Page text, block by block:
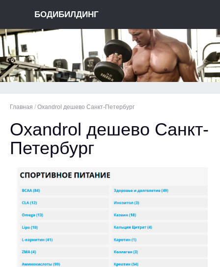
БОДИБИЛДИНГ
Главная / Oxandrol дешево Санкт-Петербург
Oxandrol дешево Санкт-
Петербург